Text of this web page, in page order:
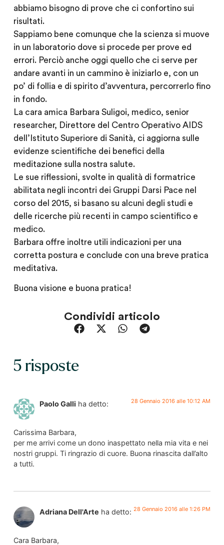
abbiamo bisogno di prove che ci confortino sui
risultati.
Sappiamo bene comunque che la scienza si muove
in un laboratorio dove si procede per prove ed
errori. Perciò anche oggi quello che ci serve per
andare avanti in un cammino è iniziarlo e, con un
po’ di follia e di spirito d’avventura, percorrerlo fino
in fondo.
La cara amica Barbara Suligoi, medico, senior
researcher, Direttore del Centro Operativo AIDS
dell’Istituto Superiore di Sanità, ci aggiorna sulle
evidenze scientifiche dei benefici della
meditazione sulla nostra salute.
Le sue riflessioni, svolte in qualità di formatrice
abilitata negli incontri dei Gruppi Darsi Pace nel
corso del 2015, si basano su alcuni degli studi e
delle ricerche più recenti in campo scientifico e
medico.
Barbara offre inoltre utili indicazioni per una
corretta postura e conclude con una breve pratica
meditativa.
Buona visione e buona pratica!
Condividi articolo
5 risposte
Paolo Galli ha detto: 28 Gennaio 2016 alle 10:12 AM
Carissima Barbara,
per me arrivi come un dono inaspettato nella mia vita e nei
nostri gruppi. Ti ringrazio di cuore. Buona rinascita dall’alto
a tutti.
Adriana Dell'Arte ha detto: 28 Gennaio 2016 alle 1:26 PM
Cara Barbara,